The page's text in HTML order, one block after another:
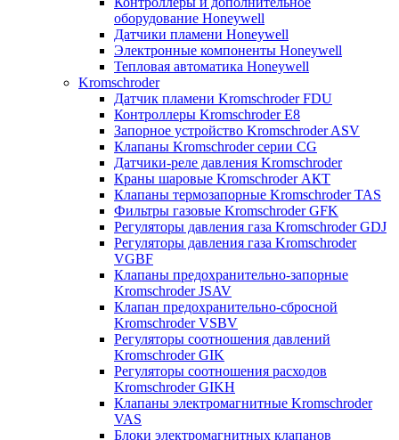
оборудование Honeywell
Датчики пламени Honeywell
Электронные компоненты Honeywell
Тепловая автоматика Honeywell
Kromschroder
Датчик пламени Kromschroder FDU
Контроллеры Kromschroder E8
Запорное устройство Kromschroder ASV
Клапаны Kromschroder серии CG
Датчики-реле давления Kromschroder
Краны шаровые Kromschroder АКТ
Клапаны термозапорные Kromschroder TAS
Фильтры газовые Kromschroder GFK
Регуляторы давления газа Kromschroder GDJ
Регуляторы давления газа Kromschroder
VGBF
Клапаны предохранительно-запорные
Kromschroder JSAV
Клапан предохранительно-сбросной
Kromschroder VSBV
Регуляторы соотношения давлений
Kromschroder GIK
Регуляторы соотношения расходов
Kromschroder GIKH
Клапаны электромагнитные Kromschroder
VAS
Блоки электромагнитных клапанов